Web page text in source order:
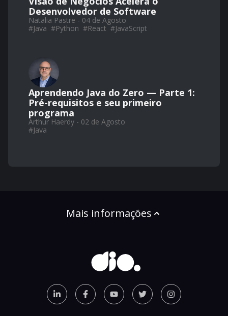
Desenvolvedor de Software
Natalia Pastre - 04 de Agosto
#Java #Python #React #JavaScript
Aprendendo Java do Zero — Parte 1:
Pré-requisitos e seu primeiro
programa
Arthur Haerdy - 02 de Agosto
#Java
Mais informações